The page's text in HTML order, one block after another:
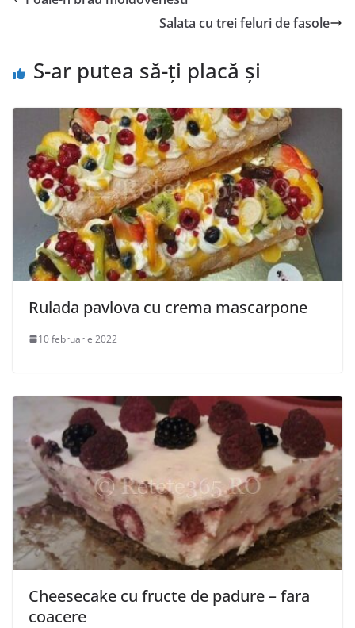
Salata cu trei feluri de fasole
S-ar putea să-ți placă și
Rulada pavlova cu crema mascarpone
10 februarie 2022
Cheesecake cu fructe de padure – fara
coacere